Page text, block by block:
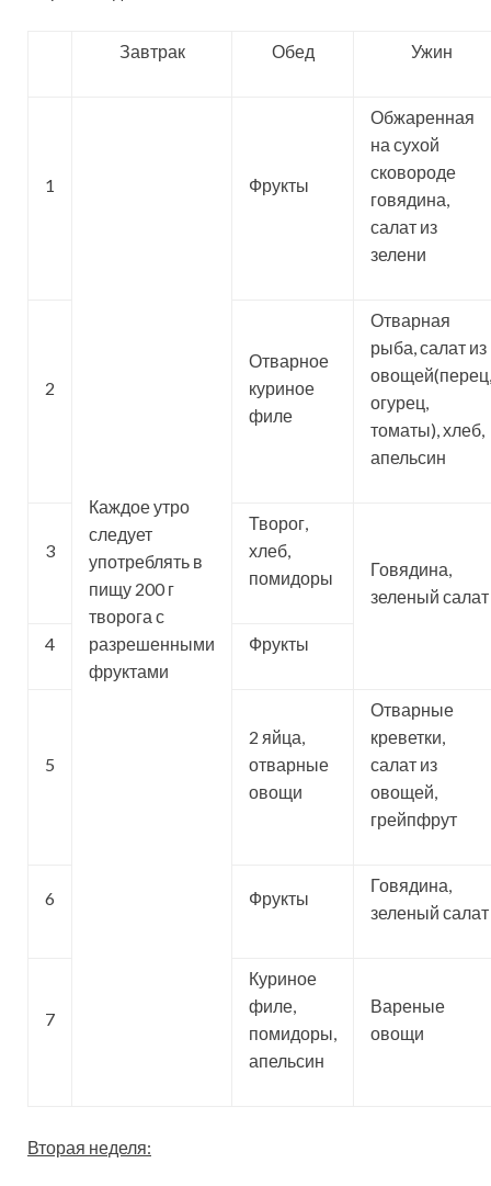
Завтрак Обед Ужин
1
Каждое утро
следует
употреблять в
пищу 200 г
творога с
разрешенными
фруктами
Фрукты
Обжаренная
на сухой
сковороде
говядина,
салат из
зелени
2
Отварное
куриное
филе
Отварная
рыба, салат из
овощей(перец,
огурец,
томаты), хлеб,
апельсин
3
Творог,
хлеб,
помидоры
Говядина,
зеленый салат
4 Фрукты
5
2 яйца,
отварные
овощи
Отварные
креветки,
салат из
овощей,
грейпфрут
6 Фрукты
Говядина,
зеленый салат
7
Куриное
филе,
помидоры,
апельсин
Вареные
овощи
Вторая неделя: